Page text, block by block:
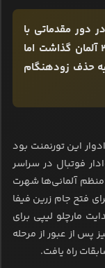
دور مقدماتی با
امیدهای فراوانی گام به جام جهانی ۲۰۰۶ آلمان گذاشت اما
حذف زودهنگام
ادوار این تورنمنت بود
فوتبال در سراسر
منظم آلمانی‌ها شهرت
بود که برای فتح جام زرین فیفا
مارچلو لیپی برای
پس از عبور از مرحله
راه یافت.